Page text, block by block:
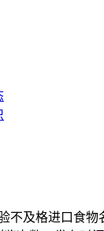
不及格进口食物